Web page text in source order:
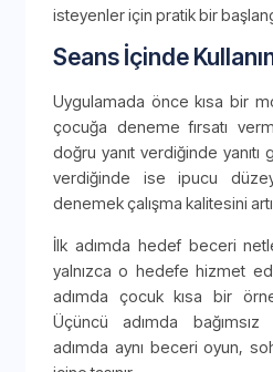
isteyenler için pratik bir
Seans İçinde
Uygulamada önce kısa bir
çocuğa deneme fırsatı
doğru yanıt verdiğinde yanıtı
verdiğinde ise ipucu
denemek çalışma kalitesini
İlk adımda hedef beceri
yalnızca o hedefe hizmet
adımda çocuk kısa bir
Üçüncü adımda
adımda aynı beceri oyun,